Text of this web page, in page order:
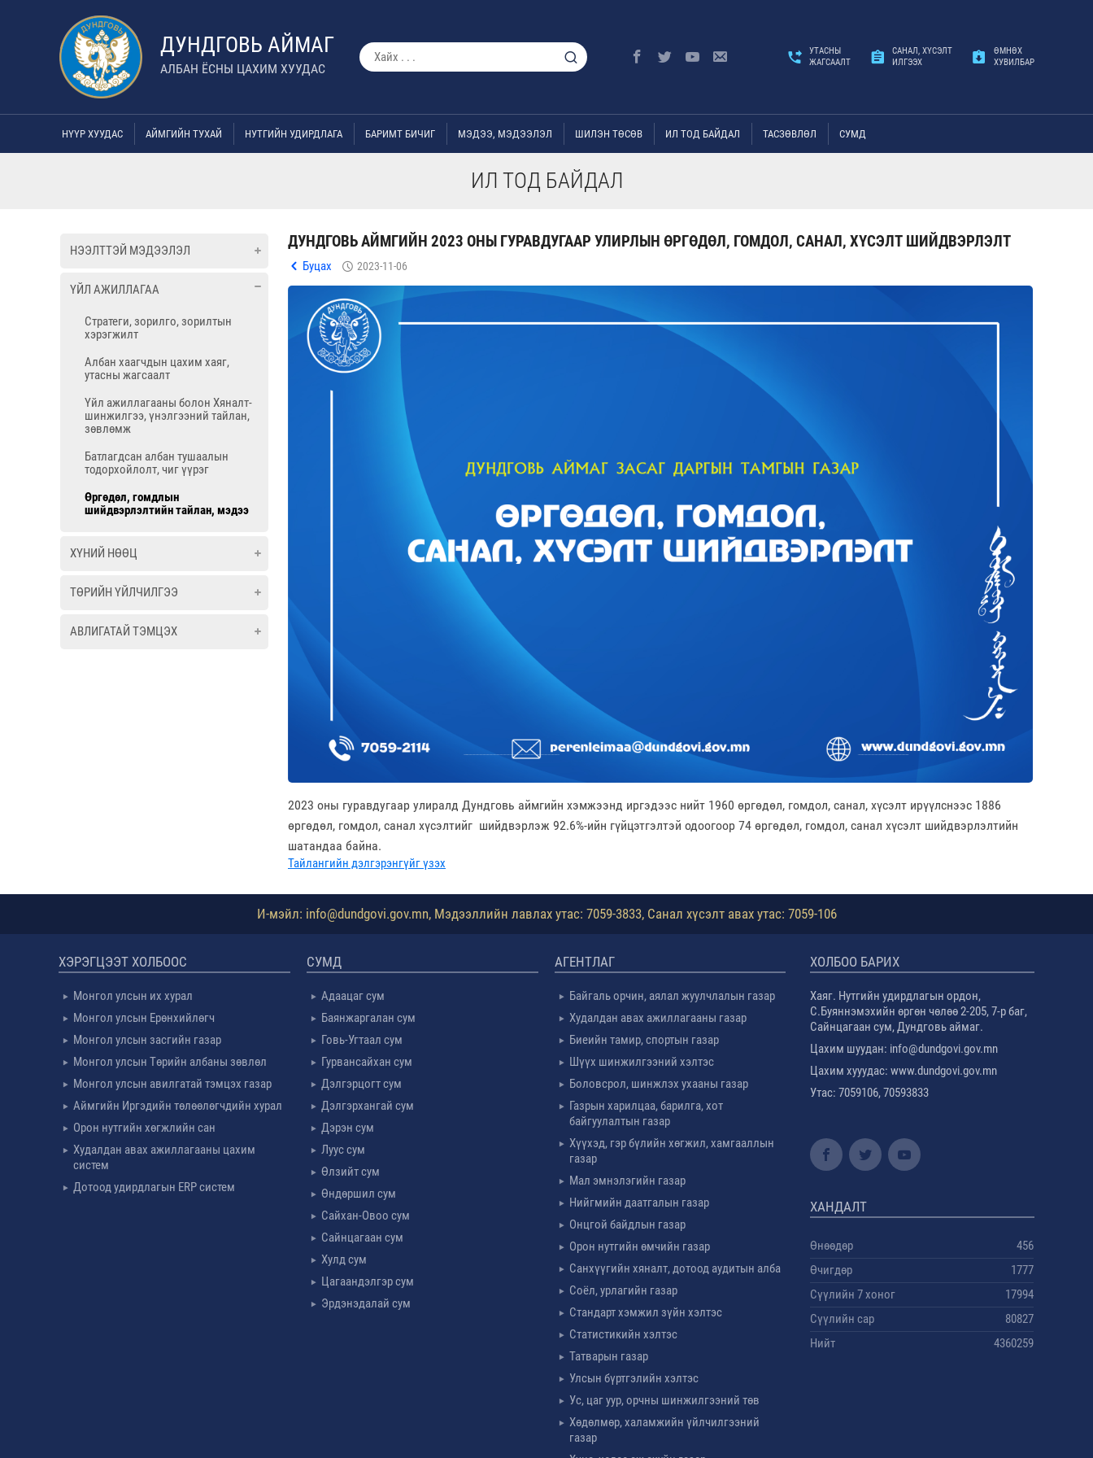
ДУНДГОВЬ АЙМАГ
АЛБАН ЁСНЫ ЦАХИМ ХУУДАС
УТАСНЫ
ЖАГСААЛТ
САНАЛ, ХҮСЭЛТ
ИЛГЭЭХ
ӨМНӨХ
ХУВИЛБАР
НҮҮР ХУУДАС АЙМГИЙН ТУХАЙ НУТГИЙН УДИРДЛАГА БАРИМТ БИЧИГ МЭДЭЭ, МЭДЭЭЛЭЛ ШИЛЭН ТӨСӨВ ИЛ ТОД БАЙДАЛ ТАСЗӨВЛӨЛ СУМД
ИЛ ТОД БАЙДАЛ
НЭЭЛТТЭЙ МЭДЭЭЛЭЛ
ҮЙЛ АЖИЛЛАГАА
Стратеги, зорилго, зорилтын
хэрэгжилт
Албан хаагчдын цахим хаяг,
утасны жагсаалт
Үйл ажиллагааны болон Хяналт-
шинжилгээ, үнэлгээний тайлан,
зөвлөмж
Батлагдсан албан тушаалын
тодорхойлолт, чиг үүрэг
Өргөдөл, гомдлын
шийдвэрлэлтийн тайлан, мэдээ
ХҮНИЙ НӨӨЦ
ТӨРИЙН ҮЙЛЧИЛГЭЭ
АВЛИГАТАЙ ТЭМЦЭХ
ДУНДГОВЬ АЙМГИЙН 2023 ОНЫ ГУРАВДУГААР УЛИРЛЫН ӨРГӨДӨЛ, ГОМДОЛ, САНАЛ, ХҮСЭЛТ ШИЙДВЭРЛЭЛТ
Буцах 2023-11-06
2023 оны гуравдугаар улиралд Дундговь аймгийн хэмжээнд иргэдээс нийт 1960 өргөдөл, гомдол, санал, хүсэлт ирүүлснээс 1886
өргөдөл, гомдол, санал хүсэлтийг шийдвэрлэж 92.6%-ийн гүйцэтгэлтэй одоогоор 74 өргөдөл, гомдол, санал хүсэлт шийдвэрлэлтийн
шатандаа байна.
Тайлангийн дэлгэрэнгүйг үзэх
И-мэйл: info@dundgovi.gov.mn, Мэдээллийн лавлах утас: 7059-3833, Санал хүсэлт авах утас: 7059-106
ХЭРЭГЦЭЭТ ХОЛБООС
Монгол улсын их хурал
Монгол улсын Ерөнхийлөгч
Монгол улсын засгийн газар
Монгол улсын Төрийн албаны зөвлөл
Монгол улсын авилгатай тэмцэх газар
Аймгийн Иргэдийн төлөөлөгчдийн хурал
Орон нутгийн хөгжлийн сан
Худалдан авах ажиллагааны цахим
систем
Дотоод удирдлагын ERP систем
СУМД
Адаацаг сум
Баянжаргалан сум
Говь-Угтаал сум
Гурвансайхан сум
Дэлгэрцогт сум
Дэлгэрхангай сум
Дэрэн сум
Луус сум
Өлзийт сум
Өндөршил сум
Сайхан-Овоо сум
Сайнцагаан сум
Хулд сум
Цагаандэлгэр сум
Эрдэнэдалай сум
АГЕНТЛАГ
Байгаль орчин, аялал жуулчлалын газар
Худалдан авах ажиллагааны газар
Биеийн тамир, спортын газар
Шүүх шинжилгээний хэлтэс
Боловсрол, шинжлэх ухааны газар
Газрын харилцаа, барилга, хот
байгуулалтын газар
Хүүхэд, гэр бүлийн хөгжил, хамгааллын
газар
Мал эмнэлэгийн газар
Нийгмийн даатгалын газар
Онцгой байдлын газар
Орон нутгийн өмчийн газар
Санхүүгийн хяналт, дотоод аудитын алба
Соёл, урлагийн газар
Стандарт хэмжил зүйн хэлтэс
Статистикийн хэлтэс
Татварын газар
Улсын бүртгэлийн хэлтэс
Ус, цаг уур, орчны шинжилгээний төв
Хөдөлмөр, халамжийн үйлчилгээний
газар
ХОЛБОО БАРИХ
Хаяг. Нутгийн удирдлагын ордон,
С.Буяннэмэхийн өргөн чөлөө 2-205, 7-р баг,
Сайнцагаан сум, Дундговь аймаг.
Цахим шуудан: info@dundgovi.gov.mn
Цахим хууудас: www.dundgovi.gov.mn
Утас: 7059106, 70593833
ХАНДАЛТ
Өнөөдөр
456
Өчигдөр
1777
Сүүлийн 7 хоног
17994
Сүүлийн сар
80827
Нийт
4360259